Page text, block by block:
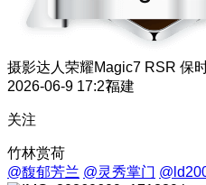
摄影达人 荣耀Magic7 RSR 保
2026-06-9 17:27福建
关注
竹林赏荷
@馥郁芳兰 @灵秀掌门